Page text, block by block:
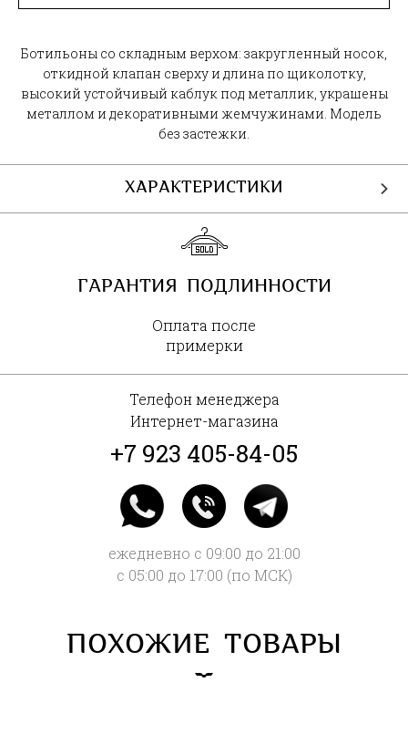
Ботильоны со складным верхом: закругленный носок,
откидной клапан сверху и длина по щиколотку,
высокий устойчивый каблук под металлик, украшены
металлом и декоративными жемчужинами. Модель
без застежки.
ХАРАКТЕРИСТИКИ
ГАРАНТИЯ ПОДЛИННОСТИ
Оплата после
примерки
Телефон менеджера
Интернет-магазина
+7 923 405-84-05
ежедневно с 09:00 до 21:00
с 05:00 до 17:00 (по МСК)
ПОХОЖИЕ ТОВАРЫ